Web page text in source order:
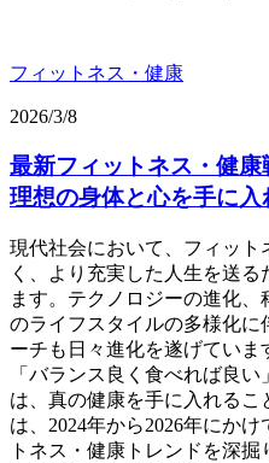
フィットネス・健康
2026/3/8
最新フィットネス・健康
理想の身体と心を手に入
現代社会において、フィッ
く、より充実した人生を送
ます。テクノロジーの進化
のライフスタイルの多様化に
ーチも日々進化を遂げていま
「バランス良く食べれば良
は、真の健康を手に入れる
は、2024年から2026年にか
トネス・健康トレンドを深